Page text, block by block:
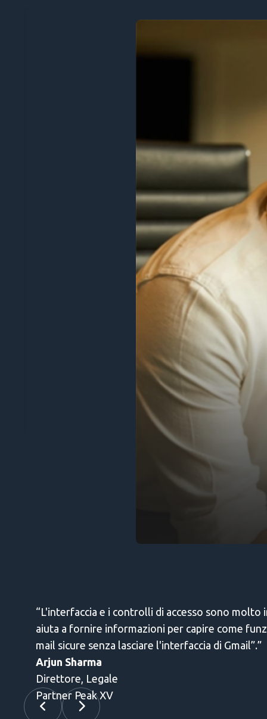
molto intuitivi. Sono in grado di vedere dati di
funziona un processo di diligenza. Anche
Gmail”.”